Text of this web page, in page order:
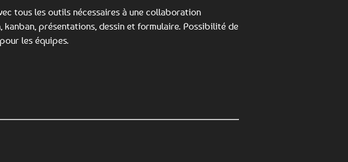
tous les outils nécessaires à une collaboration
présentations, dessin et formulaire. Possibilité de
les équipes.